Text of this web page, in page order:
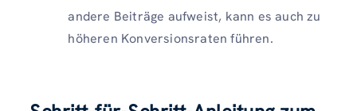
andere Beiträge aufweist, kann es auch zu
höheren Konversionsraten führen.